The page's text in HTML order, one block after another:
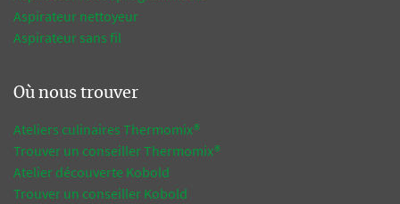
Aspirateur nettoyeur
Aspirateur sans fil
Où nous trouver
Ateliers culinaires Thermomix®
Trouver un conseiller Thermomix®
Atelier découverte Kobold
Trouver un conseiller Kobold